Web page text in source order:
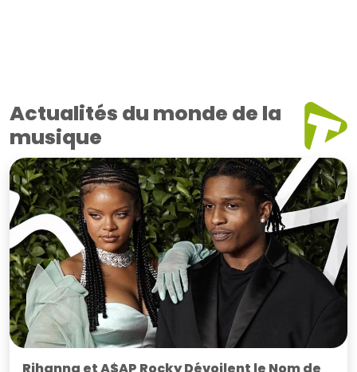
Actualités du monde de la
musique
Rihanna et A$AP Rocky Dévoilent le Nom de